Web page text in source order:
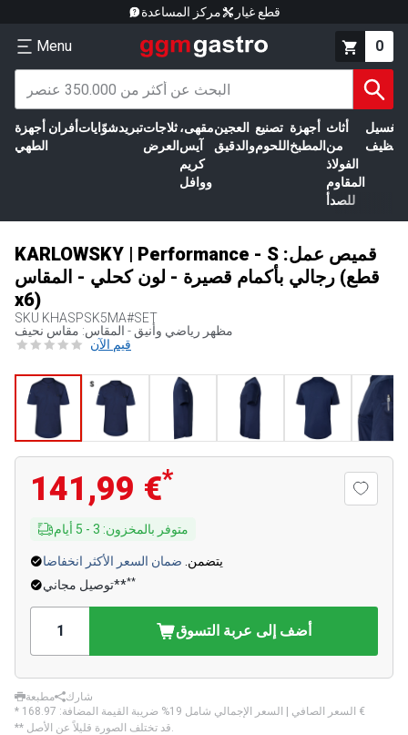
مركز المساعدة قطع غيار
Menu 0
أجهزة
الطهي
أفران شوّاياتتبريدثلاجات
العرض
مقهى،
آيس
كريم
ووافل
العجين
والدقيق
تصنيع
اللحوم
أجهزة
المطبخ
أثاث
من
الفولاذ
المقاوم
للصدأ
الغسيل
KARLOWSKY | Performance - S :قميص عمل
رجالي بأكمام قصيرة - لون كحلي - المقاس (قطع
x6)
SKU KHASPSK5MA#SET
مظهر رياضي وأنيق - المقاس: مقاس نحيف
قيم الآن
141,99 €*
متوفر بالمخزون:
3
-
5 أيام
يتضمن. ضمان السعر الأكثر انخفاضا
توصيل مجاني****
أضف إلى عربة التسوق
مطبعة
شارك
* السعر الصافي | السعر الإجمالي شامل 19% ضريبة القيمة المضافة: ‏168.97 €
** قد تختلف الصورة قليلاً عن الأصل.